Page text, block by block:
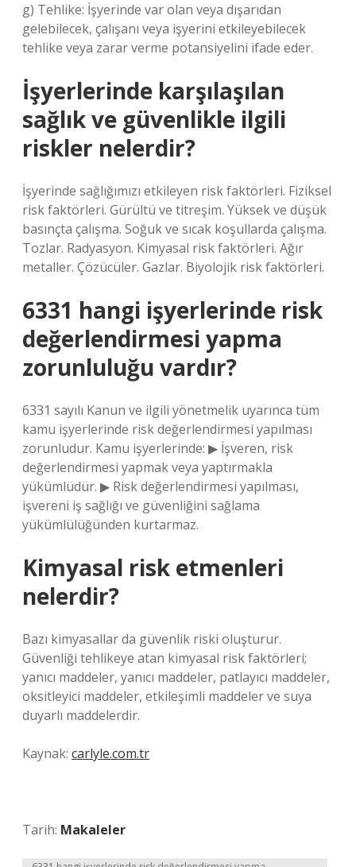
g) Tehlike: İşyerinde var olan veya dışarıdan
gelebilecek, çalışanı veya işyerini etkileyebilecek
tehlike veya zarar verme potansiyelini ifade eder.
İşyerlerinde karşılaşılan
sağlık ve güvenlikle ilgili
riskler nelerdir?
İşyerinde sağlığımızı etkileyen risk faktörleri. Fiziksel
risk faktörleri. Gürültü ve titreşim. Yüksek ve düşük
basınçta çalışma. Soğuk ve sıcak koşullarda çalışma.
Tozlar. Radyasyon. Kimyasal risk faktörleri. Ağır
metaller. Çözücüler. Gazlar. Biyolojik risk faktörleri.
6331 hangi işyerlerinde risk
değerlendirmesi yapma
zorunluluğu vardır?
6331 sayılı Kanun ve ilgili yönetmelik uyarınca tüm
kamu işyerlerinde risk değerlendirmesi yapılması
zorunludur. Kamu işyerlerinde: ▶ İşveren, risk
değerlendirmesi yapmak veya yaptırmakla
yükümlüdür. ▶ Risk değerlendirmesi yapılması,
işvereni iş sağlığı ve güvenliğini sağlama
yükümlülüğünden kurtarmaz.
Kimyasal risk etmenleri
nelerdir?
Bazı kimyasallar da güvenlik riski oluşturur.
Güvenliği tehlikeye atan kimyasal risk faktörleri;
yanıcı maddeler, yanıcı maddeler, patlayıcı maddeler,
oksitleyici maddeler, etkileşimli maddeler ve suya
duyarlı maddelerdir.
Kaynak: carlyle.com.tr
Tarih: Makaleler